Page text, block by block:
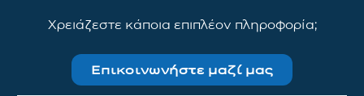
Χρειάζεστε κάποια επιπλέον πληροφορία;
Επικοινωνήστε μαζί μας